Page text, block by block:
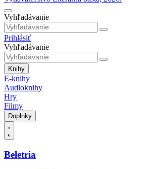
Vyhľadávanie
Prihlásiť
Vyhľadávanie
Knihy
E-knihy
Audioknihy
Hry
Filmy
Doplnky
Beletria